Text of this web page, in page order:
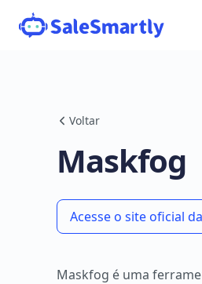
Voltar
Maskfog
Acesse o site oficial
Maskfog é uma